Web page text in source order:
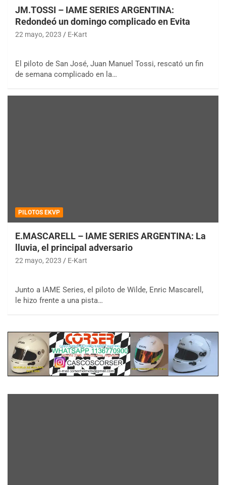
JM.TOSSI – IAME SERIES ARGENTINA:
Redondeó un domingo complicado en Evita
22 mayo, 2023 E-Kart
El piloto de San José, Juan Manuel Tossi, rescató un fin
de semana complicado en la…
PILOTOS EKVP
E.MASCARELL – IAME SERIES ARGENTINA: La
lluvia, el principal adversario
22 mayo, 2023 E-Kart
Junto a IAME Series, el piloto de Wilde, Enric Mascarell,
le hizo frente a una pista…